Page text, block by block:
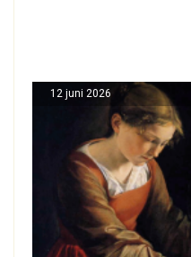
12 juni 2026